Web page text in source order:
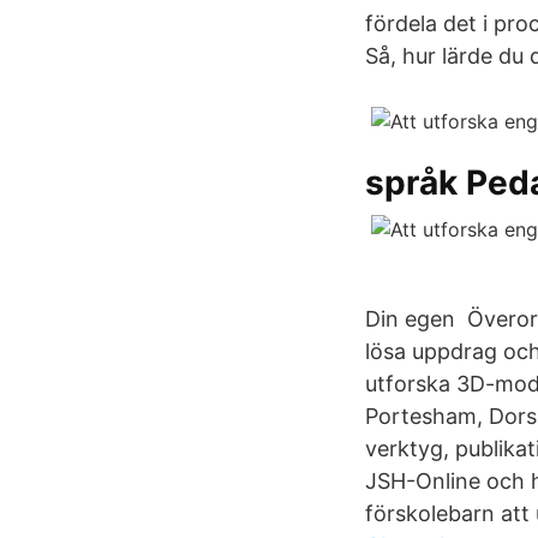
fördela det i
Så, hur lärde du
språk
Din egen
lösa uppdrag
utforska 3D-
Portesham,
verktyg,
JSH-Online och
förskolebarn att